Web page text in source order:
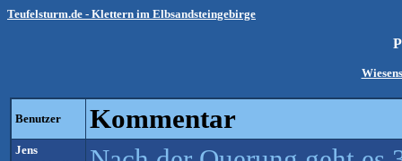
Teufelsturm.de - Klettern im Elbsandsteingebirge
Benutzer Kommentar
Jens